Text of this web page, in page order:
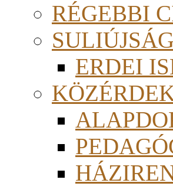
RÉGEBBI
SULIÚJSÁG
ERDEI